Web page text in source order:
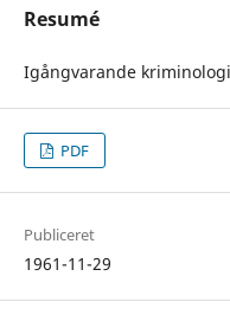
Resumé
Igångvarande
PDF
Publiceret
1961-11-29